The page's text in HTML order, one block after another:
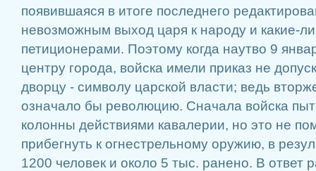
появившаяся в итоге последнего
невозможным выход царя к народу и какие-
петиционерами. Поэтому когда наутво 9
центру города, войска имели приказ не
дворцу - символу царской власти; ведь
означало бы революцию. Сначала войска
колонны действиями кавалерии, но это не
прибегнуть к огнестрельному оружию, в
1200 человек и около 5 тыс. ранено. В ответ